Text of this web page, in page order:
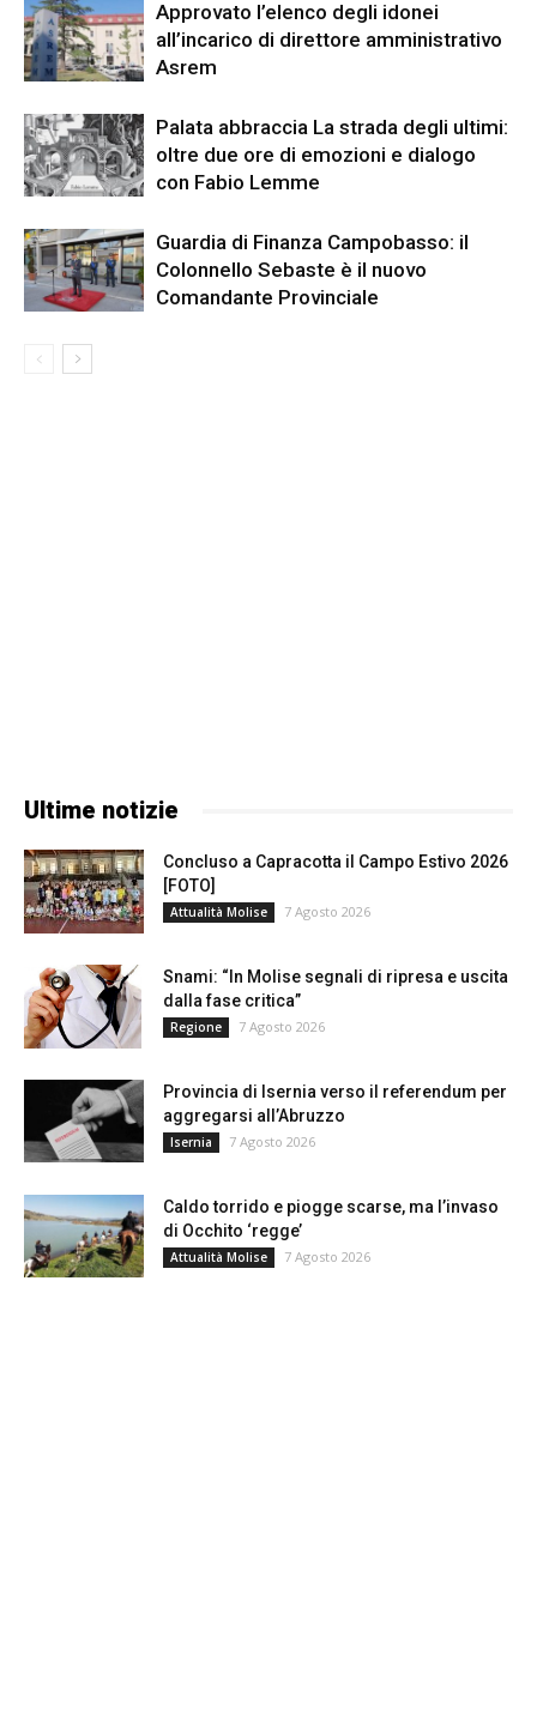
Approvato l’elenco degli idonei
all’incarico di direttore amministrativo
Asrem
Palata abbraccia La strada degli ultimi:
oltre due ore di emozioni e dialogo
con Fabio Lemme
Guardia di Finanza Campobasso: il
Colonnello Sebaste è il nuovo
Comandante Provinciale
Ultime notizie
Concluso a Capracotta il Campo Estivo 2026
[FOTO]
Attualità Molise 7 Agosto 2026
Snami: “In Molise segnali di ripresa e uscita
dalla fase critica”
Regione 7 Agosto 2026
Provincia di Isernia verso il referendum per
aggregarsi all’Abruzzo
Isernia 7 Agosto 2026
Caldo torrido e piogge scarse, ma l’invaso
di Occhito ‘regge’
Attualità Molise 7 Agosto 2026